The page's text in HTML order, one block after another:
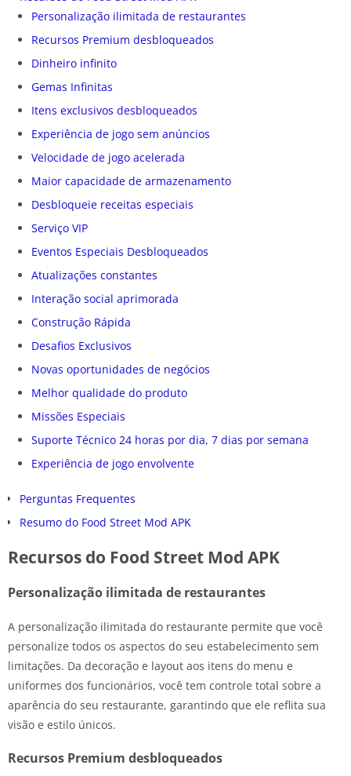
Personalização ilimitada de restaurantes
Recursos Premium desbloqueados
Dinheiro infinito
Gemas Infinitas
Itens exclusivos desbloqueados
Experiência de jogo sem anúncios
Velocidade de jogo acelerada
Maior capacidade de armazenamento
Desbloqueie receitas especiais
Serviço VIP
Eventos Especiais Desbloqueados
Atualizações constantes
Interação social aprimorada
Construção Rápida
Desafios Exclusivos
Novas oportunidades de negócios
Melhor qualidade do produto
Missões Especiais
Suporte Técnico 24 horas por dia, 7 dias por semana
Experiência de jogo envolvente
Perguntas Frequentes
Resumo do Food Street Mod APK
Recursos do Food Street Mod APK
Personalização ilimitada de restaurantes
A personalização ilimitada do restaurante permite que você
personalize todos os aspectos do seu estabelecimento sem
limitações. Da decoração e layout aos itens do menu e
uniformes dos funcionários, você tem controle total sobre a
aparência do seu restaurante, garantindo que ele reflita sua
visão e estilo únicos.
Recursos Premium desbloqueados